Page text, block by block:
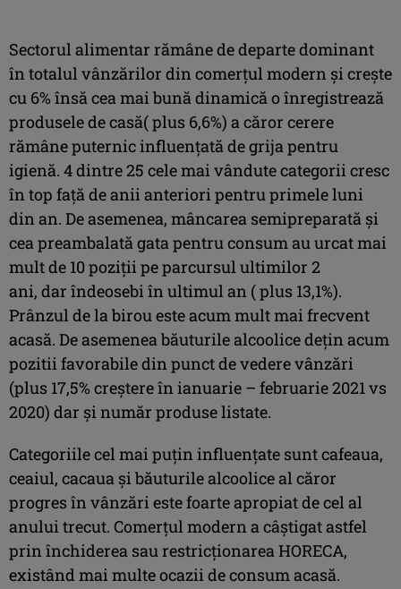
Sectorul alimentar rămâne de departe dominant
în totalul vânzărilor din comerțul modern și crește
cu 6% însă cea mai bună dinamică o înregistrează
produsele de casă( plus 6,6%) a căror cerere
rămâne puternic influențată de grija pentru
igienă. 4 dintre 25 cele mai vândute categorii cresc
în top față de anii anteriori pentru primele luni
din an. De asemenea, mâncarea semipreparată și
cea preambalată gata pentru consum au urcat mai
mult de 10 poziții pe parcursul ultimilor 2
ani, dar îndeosebi în ultimul an ( plus 13,1%).
Prânzul de la birou este acum mult mai frecvent
acasă. De asemenea băuturile alcoolice dețin acum
pozitii favorabile din punct de vedere vânzări
(plus 17,5% creștere în ianuarie – februarie 2021 vs
2020) dar și număr produse listate.
Categoriile cel mai puțin influențate sunt cafeaua,
ceaiul, cacaua și băuturile alcoolice al căror
progres în vânzări este foarte apropiat de cel al
anului trecut. Comerțul modern a câștigat astfel
prin închiderea sau restricționarea HORECA,
existând mai multe ocazii de consum acasă.